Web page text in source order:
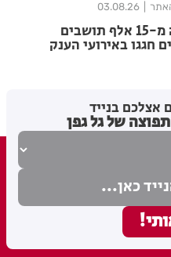
03.08.26
למעלה מ-15 אלף תושבים
חגגו באירועי הענק
אצלכם בנייד
של גל גפן